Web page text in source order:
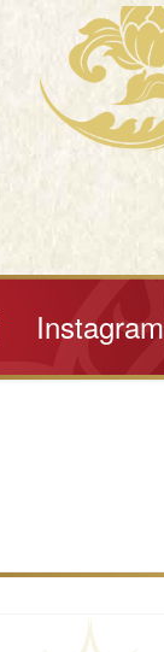
Instagram